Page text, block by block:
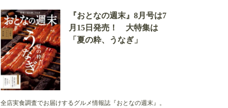
『おとなの週末』8月号は7
月15日発売！ 大特集は
「夏の粋、うなぎ」
全店実食調査でお届けするグルメ情報誌『おとなの週末』。